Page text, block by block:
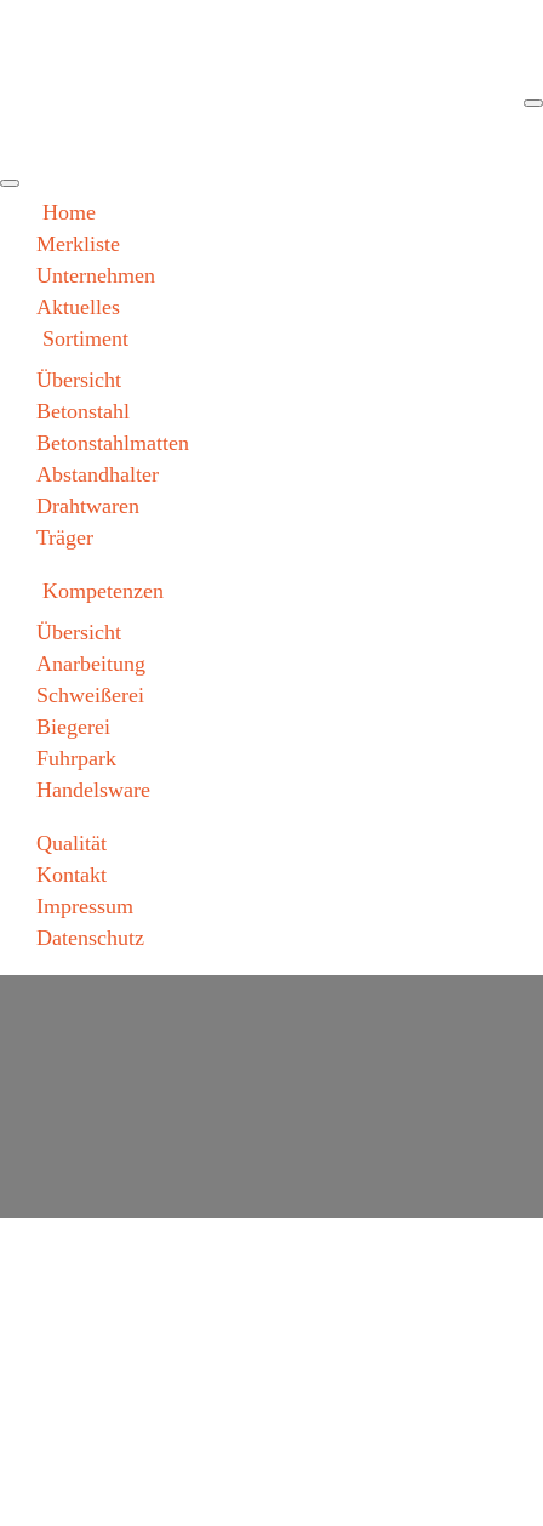
Home
Merkliste
Unternehmen
Aktuelles
Sortiment
Übersicht
Betonstahl
Betonstahlmatten
Abstandhalter
Drahtwaren
Träger
Kompetenzen
Übersicht
Anarbeitung
Schweißerei
Biegerei
Fuhrpark
Handelsware
Qualität
Kontakt
Impressum
Datenschutz